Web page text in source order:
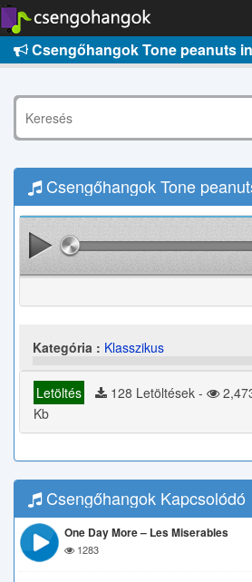
Csengőhangok Tone peanuts
Csengőhangok Tone
Kategória : Klasszikus
Letöltés 128 Letöltések -
Kb
Csengőhangok Kapcsolódó
One Day More – Les Miserables
1283